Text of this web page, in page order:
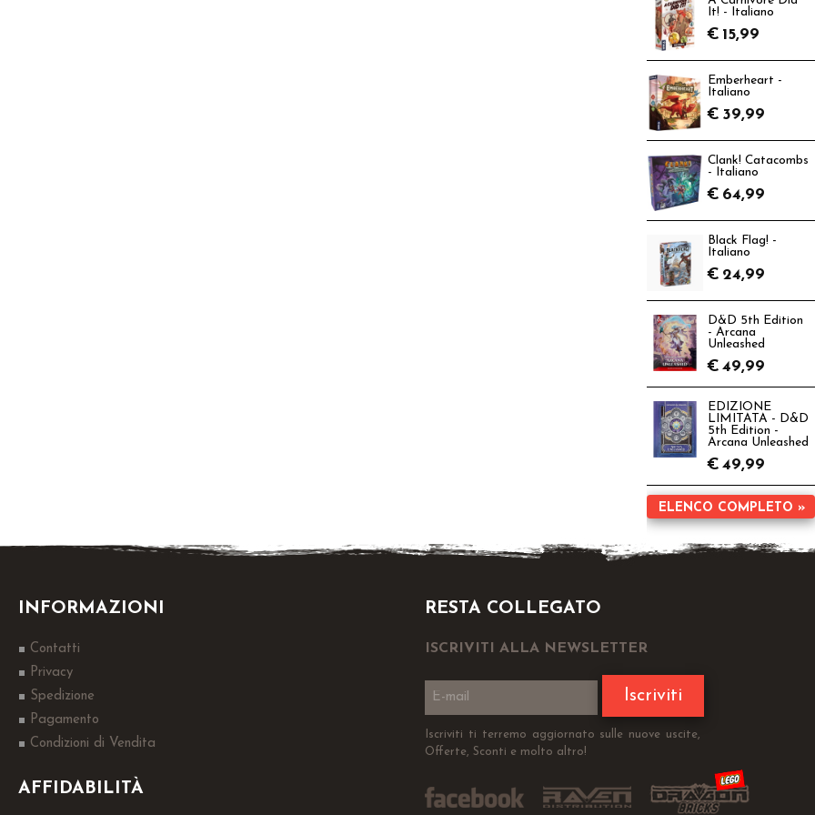
It! - Italiano
€ 15,99
Emberheart -
Italiano
€ 39,99
Clank! Catacombs
- Italiano
€ 64,99
Black Flag! -
Italiano
€ 24,99
D&D 5th Edition
- Arcana
Unleashed
€ 49,99
EDIZIONE
LIMITATA - D&D
5th Edition -
Arcana Unleashed
€ 49,99
ELENCO COMPLETO »
INFORMAZIONI
Contatti
Privacy
Spedizione
Pagamento
Condizioni di Vendita
AFFIDABILITÀ
RESTA COLLEGATO
ISCRIVITI ALLA NEWSLETTER
Iscriviti
Iscriviti ti terremo aggiornato sulle nuove uscite,
Offerte, Sconti e molto altro!